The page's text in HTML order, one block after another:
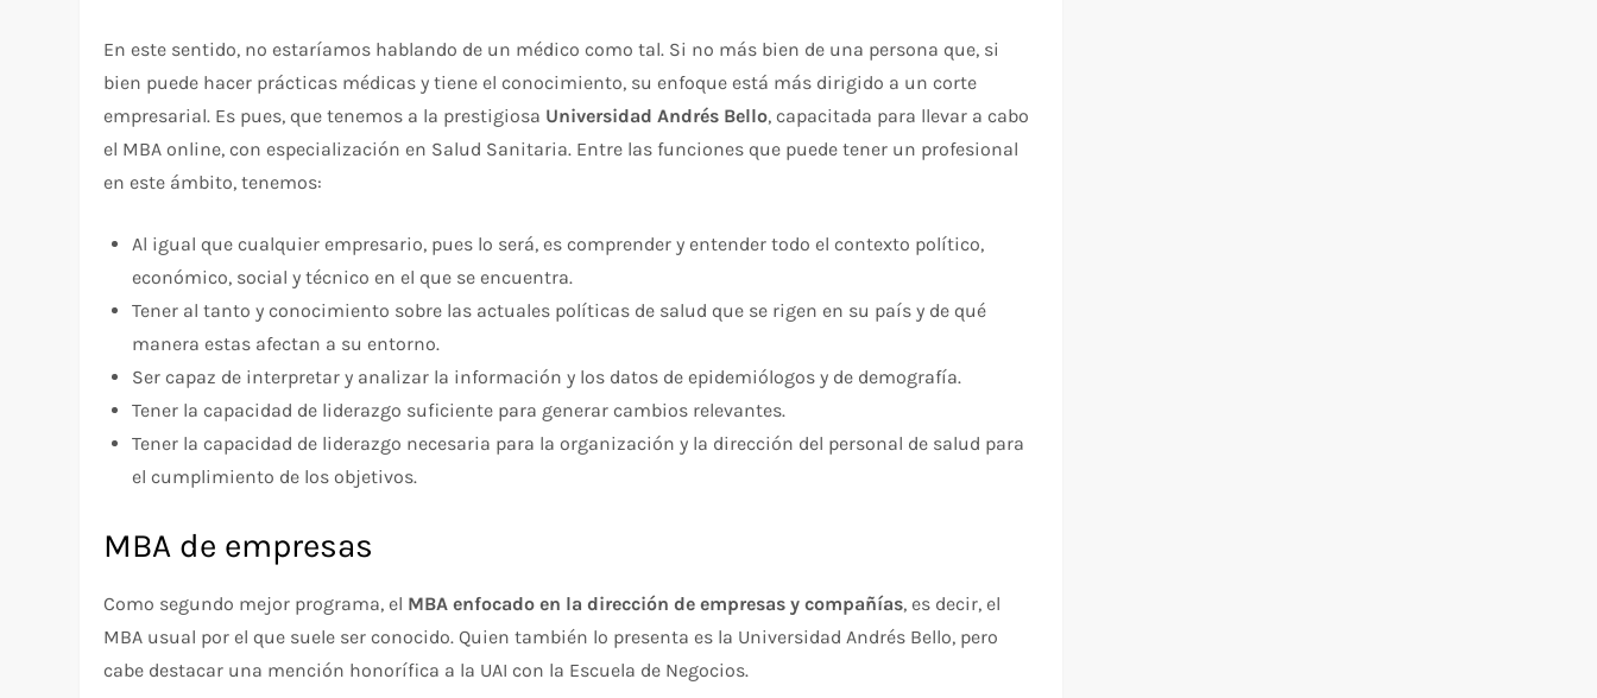
En este sentido, no estaríamos hablando de un médico como tal. Si no más bien de una persona que, si
bien puede hacer prácticas médicas y tiene el conocimiento, su enfoque está más dirigido a un corte
empresarial. Es pues, que tenemos a la prestigiosa Universidad Andrés Bello, capacitada para llevar a cabo
el MBA online, con especialización en Salud Sanitaria. Entre las funciones que puede tener un profesional
en este ámbito, tenemos:
Al igual que cualquier empresario, pues lo será, es comprender y entender todo el contexto político,
económico, social y técnico en el que se encuentra.
Tener al tanto y conocimiento sobre las actuales políticas de salud que se rigen en su país y de qué
manera estas afectan a su entorno.
Ser capaz de interpretar y analizar la información y los datos de epidemiólogos y de demografía.
Tener la capacidad de liderazgo suficiente para generar cambios relevantes.
Tener la capacidad de liderazgo necesaria para la organización y la dirección del personal de salud para
el cumplimiento de los objetivos.
MBA de empresas
Como segundo mejor programa, el MBA enfocado en la dirección de empresas y compañías, es decir, el
MBA usual por el que suele ser conocido. Quien también lo presenta es la Universidad Andrés Bello, pero
cabe destacar una mención honorífica a la UAI con la Escuela de Negocios.